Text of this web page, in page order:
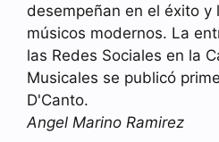
desempeñan en el éxito y
músicos modernos. La
las Redes Sociales en la
Musicales se publicó
D'Canto.
Angel Marino Ramirez